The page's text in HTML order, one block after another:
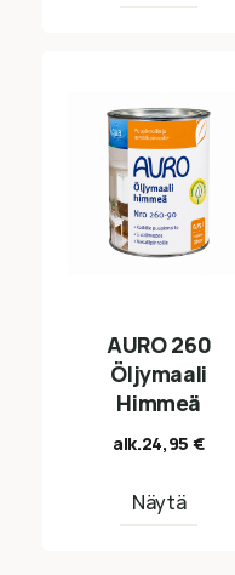
AURO 260
Öljymaali
Himmeä
alk.24,95 €
Näytä